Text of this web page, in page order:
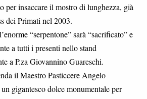
per insaccare il mostro di lunghezza, già
dei Primati nel 2003.
“serpentone” sarà “sacrificato” e
a tutti i presenti nello stand
a P.za Giovannino Guareschi.
il Maestro Pasticcere Angelo
un gigantesco dolce monumentale per